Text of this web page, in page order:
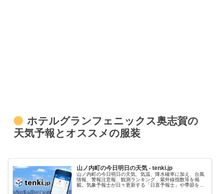
ホテルグランフェニックス奥志賀の
天気予報とオススメの服装
山ノ内町の今日明日の天気 - tenki.jp
山ノ内町の今日明日の天気、気温、降水確率に加え、台風
情報、警報注意報、観測ランキング、紫外線指数等を掲
載。気象予報士が日々更新する「日直予報士」や季節を楽